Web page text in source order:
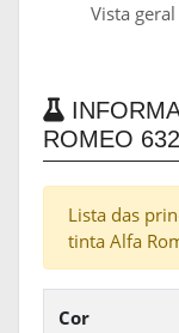
Vista
ROMEO
Lista das
tinta Alfa
Cor